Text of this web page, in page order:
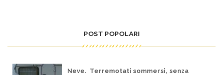
POST POPOLARI
Neve. Terremotati sommersi, senza